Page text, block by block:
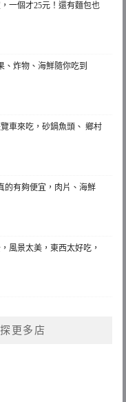
一個才25元！還有麵包也
、炸物、海鮮隨你吃到
車來吃，砂鍋魚頭、 鄉村
的有夠便宜，肉片、海鮮
風景太美，東西太好吃，
更多店